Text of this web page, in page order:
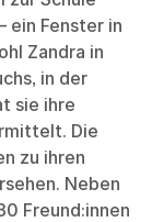
ein Fenster in
Zandra in
in der
sie ihre
Die
zu ihren
Neben
Freund:innen